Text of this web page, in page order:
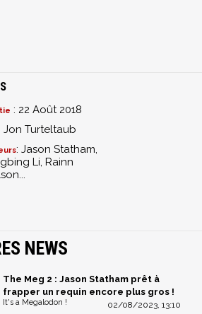
: 22 Août 2018
Jon Turteltaub
: Jason Statham,
Li, Rainn
NEWS
The Meg 2 : Jason Statham prêt à
frapper un requin encore plus gros !
02/08/2023, 13:10
It's a Megalodon !